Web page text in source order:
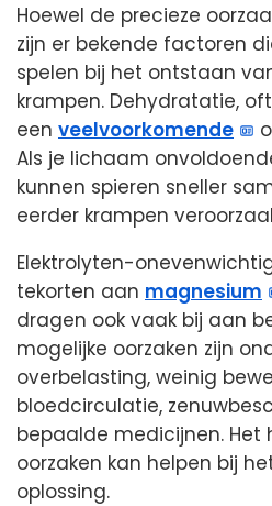
Hoewel de precieze
zijn er bekende factoren
spelen bij het ontstaan
krampen. Dehydratatie,
een veelvoorkomende
Als je lichaam
kunnen spieren sneller
eerder krampen
Elektrolyten-
tekorten aan magnesium
dragen ook vaak bij aan
mogelijke oorzaken zijn
overbelasting, weinig
bloedcirculatie,
bepaalde medicijnen. Het
oorzaken kan helpen bij
oplossing.